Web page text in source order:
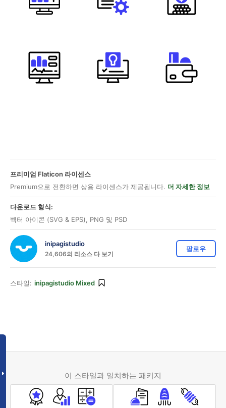
프리미엄 Flaticon 라이센스
Premium으로 전환하면 상용 라이센스가 제공됩니다. 더 자세한 정보
다운로드 형식:
벡터 아이콘 (SVG & EPS), PNG 및 PSD
inipagistudio
24,606의 리소스 다 보기
팔로우
스타일: inipagistudio Mixed
이 스타일과 일치하는 패키지